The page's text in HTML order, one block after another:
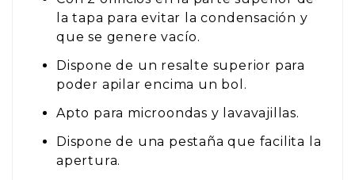
la tapa para evitar la condensación y
que se genere vacío.
Dispone de un resalte superior para
poder apilar encima un bol.
Apto para microondas y lavavajillas.
Dispone de una pestaña que facilita la
apertura.